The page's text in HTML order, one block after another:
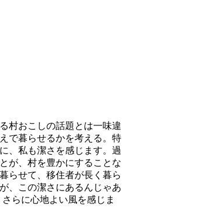
村おこしの話題とは一味違
で暮らせるかを考える。特
、私も潔さを感じます。過
が、村を豊かにすることな
らせて、移住者が長く暮ら
、この潔さにあるんじゃあ
らに心地よい風を感じま